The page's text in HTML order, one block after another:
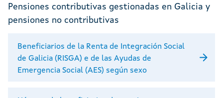
Pensiones contributivas gestionadas en Galicia y
pensiones no contributivas
Beneficiarios de la Renta de Integración Social
de Galicia (RISGA) e de las Ayudas de
Emergencia Social (AES) según sexo